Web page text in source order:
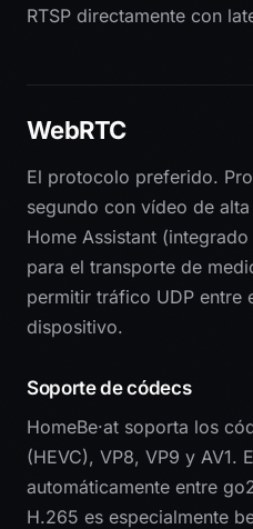
RTSP directamente con
WebRTC
El protocolo preferido.
segundo con vídeo de
Home Assistant
para el transporte de
permitir tráfico UDP entre
dispositivo.
Soporte de códecs
HomeBe·at soporta los
(HEVC), VP8, VP9 y AV1.
automáticamente entre
H.265 es especialmente